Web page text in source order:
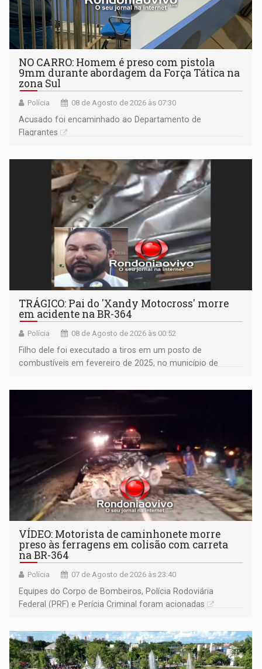
NO CARRO: Homem é preso com pistola
9mm durante abordagem da Força Tática na
zona Sul
Polícia 08 de Agosto de 2026 às 07:30
Acusado foi encaminhado ao Departamento de
Flagrantes
TRÁGICO: Pai do 'Xandy Motocross' morre
em acidente na BR-364
Polícia 08 de Agosto de 2026 às 00:52
Filho dele foi executado a tiros em um posto de
combustíveis em fevereiro de 2025, no município de
VÍDEO: Motorista de caminhonete morre
preso às ferragens em colisão com carreta
na BR-364
Polícia 07 de Agosto de 2026 às 23:40
Equipes do Corpo de Bombeiros, Polícia Rodoviária
Federal (PRF) e Perícia Criminal foram acionadas